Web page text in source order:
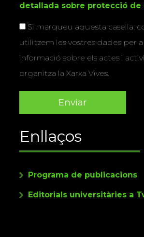
detallada sobre protecció de
Si marqueu aquesta casella,
utilitzem les vostres dades per a
informació sobre els actes i
organitza la Xarxa Vives.
Enllaços
Programa de publicacions
Editorials universitàries a